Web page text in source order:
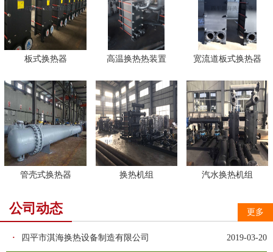
板式换热器 高温换热热装置 宽流道板式换热器
管壳式换热器 换热机组 汽水换热机组
更多
公司动态
2019-03-20
· 四平市淇海换热设备制造有限公司